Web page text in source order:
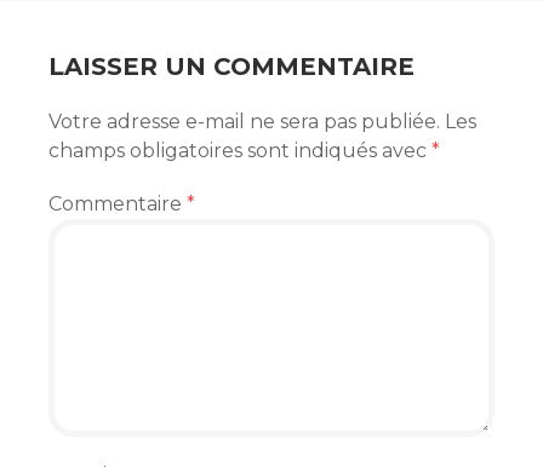
LAISSER UN COMMENTAIRE
Votre adresse e-mail ne sera pas publiée. Les
champs obligatoires sont indiqués avec *
Commentaire *